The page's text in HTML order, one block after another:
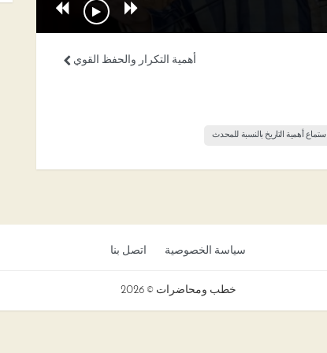
أهمية التكرار والحفظ القوي
استماع أهمية التاريخ بالنسبة للمحدث
سياسة الخصوصية اتصل بنا
خطب ومحاضرات © 2026